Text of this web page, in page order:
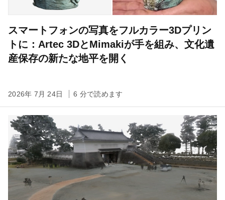
スマートフォンの写真をフルカラー3Dプリン
トに：Artec 3DとMimakiが手を組み、文化遺
産保存の新たな地平を開く
2026年 7月 24日 6 分で読めます